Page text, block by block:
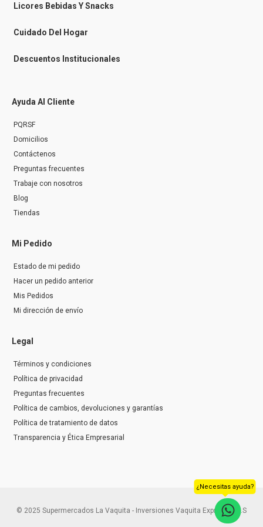
n
g
r
Licores Bebidas Y Snacks
Cuidado Del Hogar
Descuentos Institucionales
Ayuda Al Cliente
PQRSF
Domicilios
Contáctenos
Preguntas frecuentes
Trabaje con nosotros
Blog
Tiendas
Mi Pedido
Estado de mi pedido
Hacer un pedido anterior
Mis Pedidos
Mi dirección de envío
Legal
Términos y condiciones
Política de privacidad
Preguntas frecuentes
Política de cambios, devoluciones y garantías
Política de tratamiento de datos
Transparencia y Ética Empresarial
© 2025 Supermercados La Vaquita - Inversiones Vaquita Express S.A.S
¿Necesitas ayuda?